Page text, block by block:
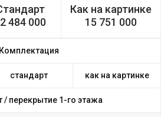
484 000
Как на картинке
15 751 000
Комплектация
стандарт как на картинке
/ перекрытие 1-го этажа